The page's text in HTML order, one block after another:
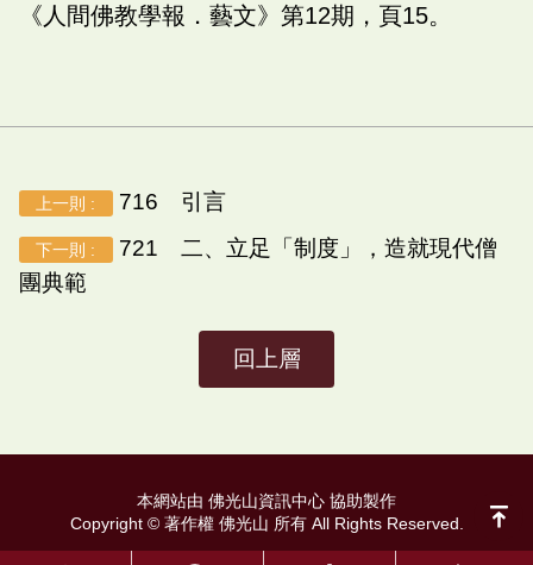
《人間佛教學報．藝文》第12期，頁15。
上一則 : 716 引言
下一則 :
721 二、立足「制度」，造就現代僧
團典範
回上層
本網站由 佛光山資訊中心 協助製作
Copyright © 著作權 佛光山 所有 All Rights Reserved.